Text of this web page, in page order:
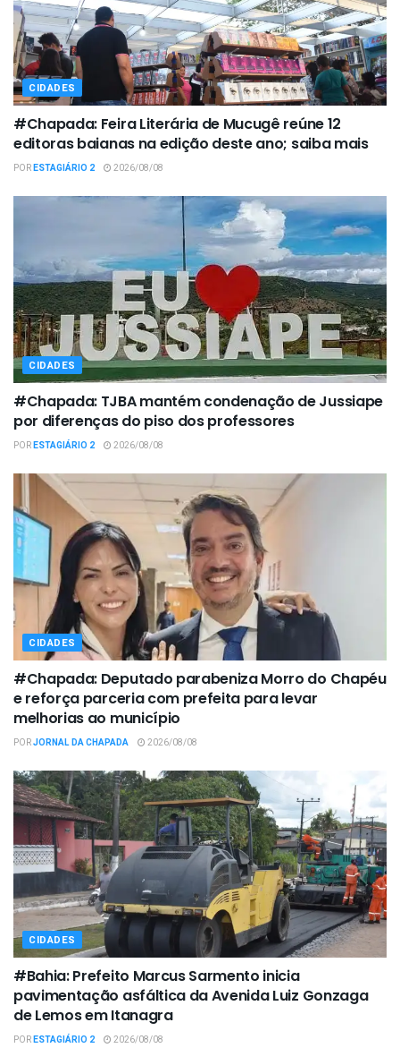
CIDADES
#Chapada: Feira Literária de Mucugê reúne 12
editoras baianas na edição deste ano; saiba mais
PORESTAGIÁRIO 2 2026/08/08
CIDADES
#Chapada: TJBA mantém condenação de Jussiape
por diferenças do piso dos professores
PORESTAGIÁRIO 2 2026/08/08
CIDADES
#Chapada: Deputado parabeniza Morro do Chapéu
e reforça parceria com prefeita para levar
melhorias ao município
PORJORNAL DA CHAPADA 2026/08/08
CIDADES
#Bahia: Prefeito Marcus Sarmento inicia
pavimentação asfáltica da Avenida Luiz Gonzaga
de Lemos em Itanagra
PORESTAGIÁRIO 2 2026/08/08